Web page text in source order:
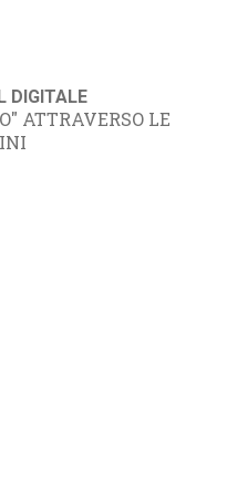
DIGITALE
ATTRAVERSO LE